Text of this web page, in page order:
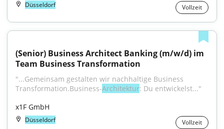
Düsseldorf Vollzeit
(Senior) Business Architect Banking (m/w/d) im
Team Business Transformation
"...Gemeinsam gestalten wir nachhaltige Business
Transformation.Business-Architektur: Du entwickelst..."
x1F GmbH
Düsseldorf Vollzeit